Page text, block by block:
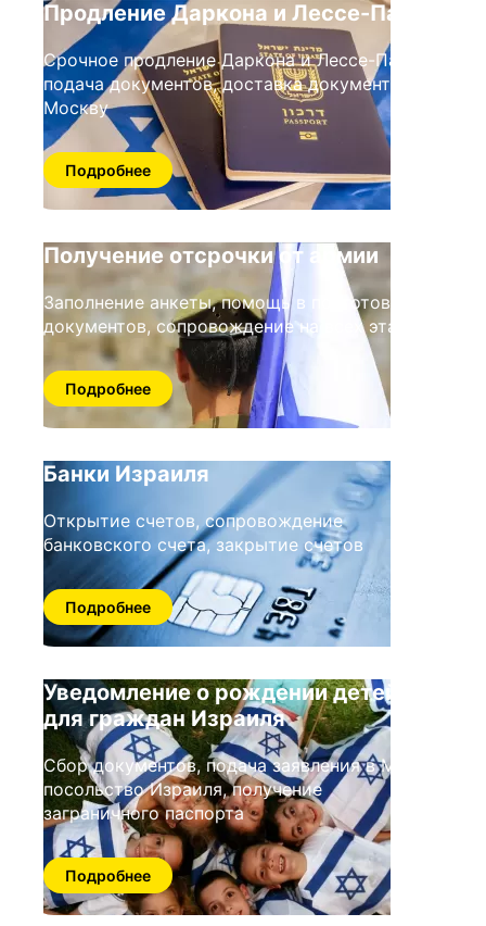
Продление Даркона и Лессе-Пассе
Срочное продление Даркона и Лессе-Пассе,
подача документов, доставка документов в
Москву
Подробнее
Получение отсрочки от армии
Заполнение анкеты, помощь в подготовке
документов, сопровождение на всех этапа
Подробнее
Банки Израиля
Открытие счетов, сопровождение
банковского счета, закрытие счетов
Подробнее
Уведомление о рождении детей
для граждан Израиля
Сбор документов, подача заявления в МВД/
посольство Израиля, получение
заграничного паспорта
Подробнее